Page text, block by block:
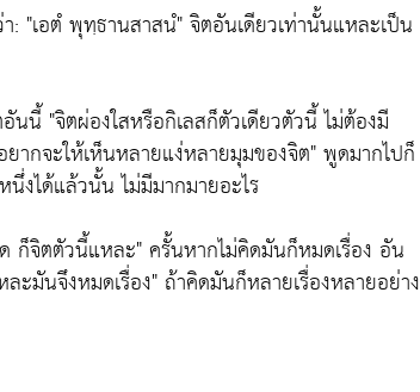
: "เอตํ พุทฺธานสาสนํ"จิตอันเดียวเท่านั้นแหละเป็น
นนี้ "จิตผ่องใสหรือกิเลสก็ตัวเดียวตัวนี้ ไม่ต้องมี
ยากจะให้เห็นหลายแง่หลายมุมของจิต"พูดมากไปก็
งได้แล้วนั้น ไม่มีมากมายอะไร
ก็จิตตัวนี้แหละ"ครั้นหากไม่คิดมันก็หมดเรื่อง อัน
ะมันจึงหมดเรื่อง"ถ้าคิดมันก็หลายเรื่องหลายอย่าง